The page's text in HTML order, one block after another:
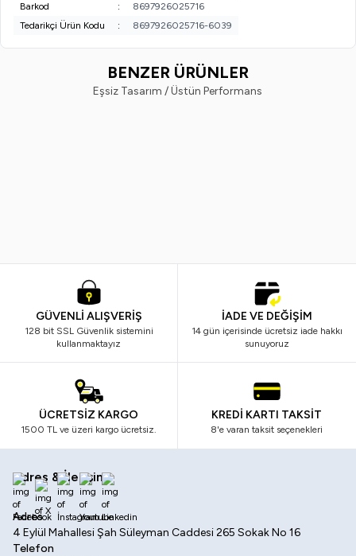
Barkod
:
8697926025716
Tedarikçi Ürün Kodu
: 8697926025716-6039
BENZER ÜRÜNLER
Eşsiz Tasarım / Üstün Performans
GÜVENLİ ALIŞVERİŞ
128 bit SSL Güvenlik sistemini
kullanmaktayız
İADE VE DEĞİŞİM
14 gün içerisinde ücretsiz iade hakkı
sunuyoruz
ÜCRETSİZ KARGO
1500 TL ve üzeri kargo ücretsiz.
KREDİ KARTI TAKSİT
8'e varan taksit seçenekleri
Adres & İletişim
Adres
4 Eylül Mahallesi Şah Süleyman Caddesi 265 Sokak No 16
Telefon
Facebook
X İnstagram
Youtube